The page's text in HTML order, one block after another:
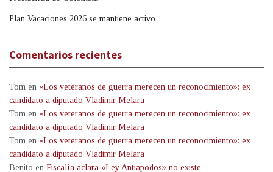
Plan Vacaciones 2026 se mantiene activo
Comentarios recientes
Tom en «Los veteranos de guerra merecen un reconocimiento»: ex
candidato a diputado Vladimir Melara
Tom en «Los veteranos de guerra merecen un reconocimiento»: ex
candidato a diputado Vladimir Melara
Tom en «Los veteranos de guerra merecen un reconocimiento»: ex
candidato a diputado Vladimir Melara
Benito en Fiscalía aclara «Ley Antiapodos» no existe